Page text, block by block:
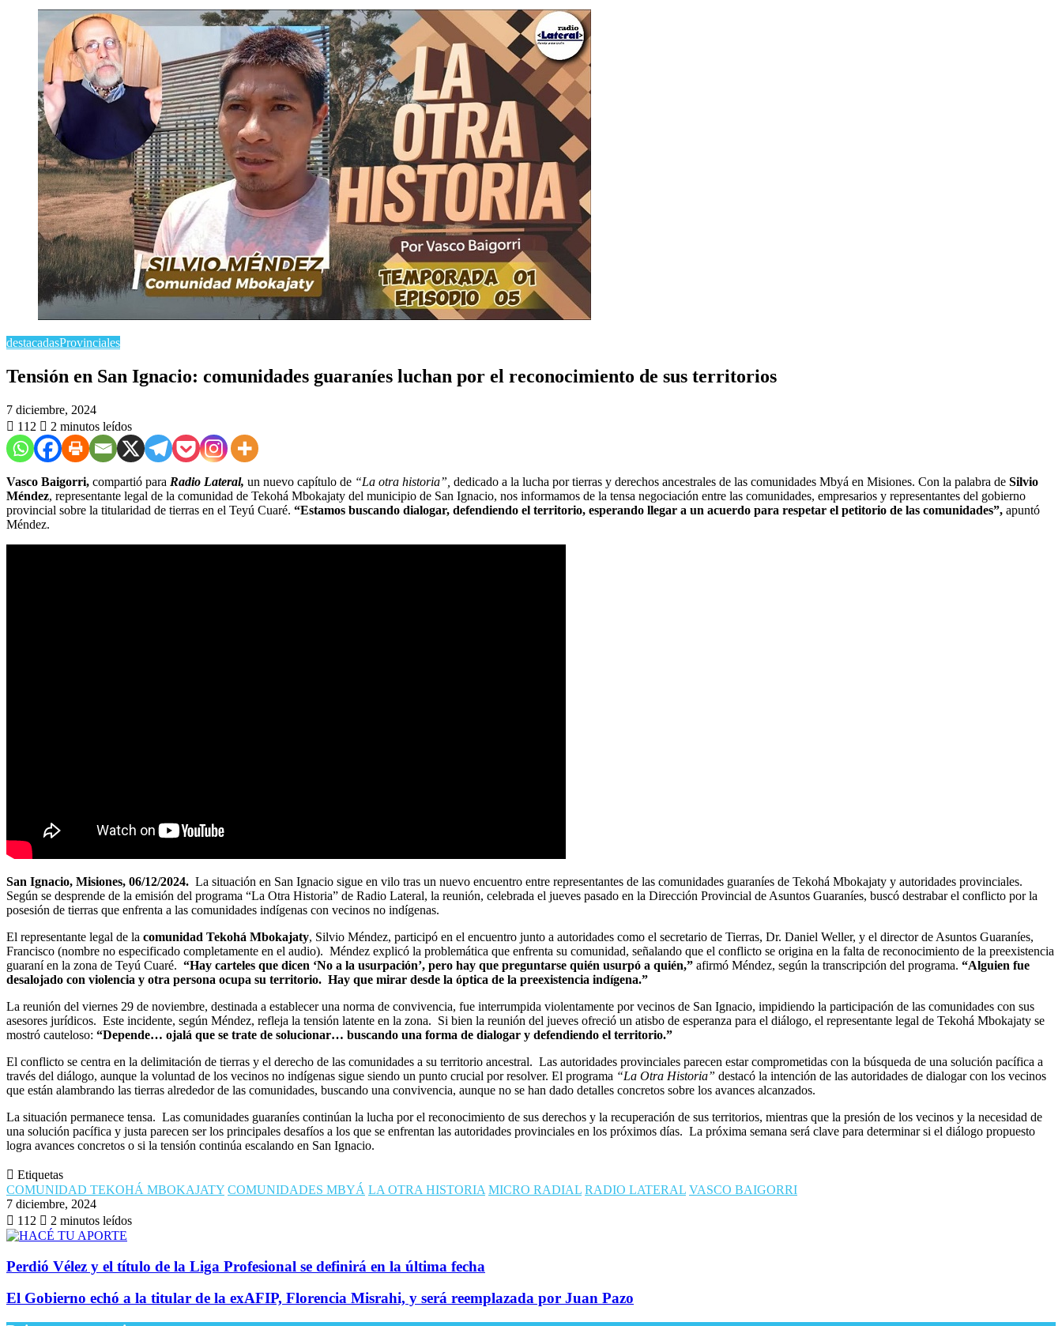
destacadasProvinciales
Tensión en San Ignacio: comunidades guaraníes luchan por el reconocimiento de sus territorios
7 diciembre, 2024
112
2 minutos leídos
Vasco Baigorri, compartió para Radio Lateral, un nuevo capítulo de “La otra historia”, dedicado a la lucha por tierras y derechos ancestrales de las comunidades Mbyá en Misiones. Con la palabra de Silvio
Méndez, representante legal de la comunidad de Tekohá Mbokajaty del municipio de San Ignacio, nos informamos de la tensa negociación entre las comunidades, empresarios y representantes del gobierno
provincial sobre la titularidad de tierras en el Teyú Cuaré. “Estamos buscando dialogar, defendiendo el territorio, esperando llegar a un acuerdo para respetar el petitorio de las comunidades”, apuntó
Méndez.
San Ignacio, Misiones, 06/12/2024. La situación en San Ignacio sigue en vilo tras un nuevo encuentro entre representantes de las comunidades guaraníes de Tekohá Mbokajaty y autoridades provinciales.
Según se desprende de la emisión del programa “La Otra Historia” de Radio Lateral, la reunión, celebrada el jueves pasado en la Dirección Provincial de Asuntos Guaraníes, buscó destrabar el conflicto por la
posesión de tierras que enfrenta a las comunidades indígenas con vecinos no indígenas.
El representante legal de la comunidad Tekohá Mbokajaty, Silvio Méndez, participó en el encuentro junto a autoridades como el secretario de Tierras, Dr. Daniel Weller, y el director de Asuntos Guaraníes,
Francisco (nombre no especificado completamente en el audio). Méndez explicó la problemática que enfrenta su comunidad, señalando que el conflicto se origina en la falta de reconocimiento de la preexistencia
guaraní en la zona de Teyú Cuaré. “Hay carteles que dicen ‘No a la usurpación’, pero hay que preguntarse quién usurpó a quién,” afirmó Méndez, según la transcripción del programa. “Alguien fue
desalojado con violencia y otra persona ocupa su territorio. Hay que mirar desde la óptica de la preexistencia indígena.”
La reunión del viernes 29 de noviembre, destinada a establecer una norma de convivencia, fue interrumpida violentamente por vecinos de San Ignacio, impidiendo la participación de las comunidades con sus
asesores jurídicos. Este incidente, según Méndez, refleja la tensión latente en la zona. Si bien la reunión del jueves ofreció un atisbo de esperanza para el diálogo, el representante legal de Tekohá Mbokajaty se
mostró cauteloso: “Depende… ojalá que se trate de solucionar… buscando una forma de dialogar y defendiendo el territorio.”
El conflicto se centra en la delimitación de tierras y el derecho de las comunidades a su territorio ancestral. Las autoridades provinciales parecen estar comprometidas con la búsqueda de una solución pacífica a
través del diálogo, aunque la voluntad de los vecinos no indígenas sigue siendo un punto crucial por resolver. El programa “La Otra Historia” destacó la intención de las autoridades de dialogar con los vecinos
que están alambrando las tierras alrededor de las comunidades, buscando una convivencia, aunque no se han dado detalles concretos sobre los avances alcanzados.
La situación permanece tensa. Las comunidades guaraníes continúan la lucha por el reconocimiento de sus derechos y la recuperación de sus territorios, mientras que la presión de los vecinos y la necesidad de
una solución pacífica y justa parecen ser los principales desafíos a los que se enfrentan las autoridades provinciales en los próximos días. La próxima semana será clave para determinar si el diálogo propuesto
logra avances concretos o si la tensión continúa escalando en San Ignacio.
Etiquetas
COMUNIDAD TEKOHÁ MBOKAJATY COMUNIDADES MBYÁ LA OTRA HISTORIA MICRO RADIAL RADIO LATERAL VASCO BAIGORRI
7 diciembre, 2024
112
2 minutos leídos
Perdió Vélez y el título de la Liga Profesional se definirá en la última fecha
El Gobierno echó a la titular de la exAFIP, Florencia Misrahi, y será reemplazada por Juan Pazo